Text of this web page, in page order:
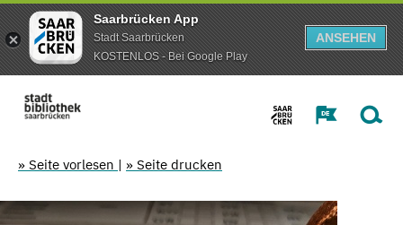
Saarbrücken App
Stadt Saarbrücken
KOSTENLOS - Bei Google Play
ANSEHEN
» Seite vorlesen | » Seite drucken